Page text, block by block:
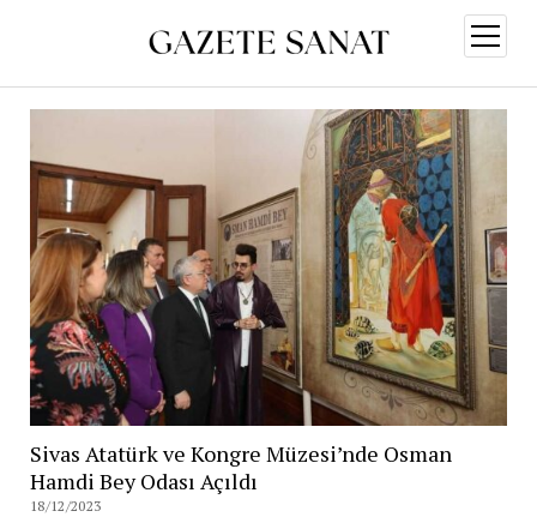
aç
Sivas Atatürk ve Kongre Müzesi’nde Osman
Hamdi Bey Odası Açıldı
18/12/2023